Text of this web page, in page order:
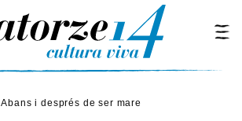
Abans i després de ser mare